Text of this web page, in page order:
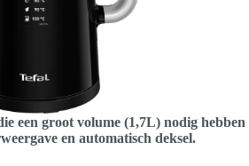
een groot volume (1,7L) nodig hebben
en automatisch deksel.